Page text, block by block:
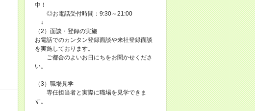
中！
◎お電話受付時間：9:30～21:00
↓
（2）面談・登録の実施
お電話でのカンタン登録面談や来社登録面談
を実施しております。
ご都合のよいお日にちをお聞かせくださ
い。
（3）職場見学
専任担当者と実際に職場を見学できま
す。